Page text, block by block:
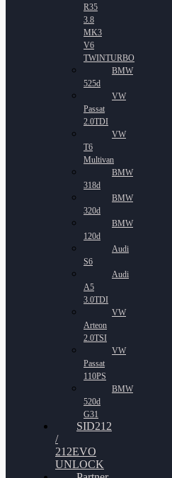
R35
3.8
MK3
V6
TWINTURBO
BMW
525d
VW
Passat
2.0TDI
VW
T6
Multivan
BMW
318d
BMW
320d
BMW
120d
Audi
S6
Audi
A5
3.0TDI
VW
Arteon
2.0TSI
VW
Passat
110PS
BMW
520d
G31
SID212
/
212EVO
UNLOCK